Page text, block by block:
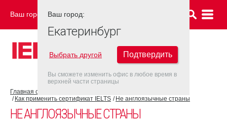
Ваш город: ЕКАТЕРИНБУРГ
Главная страница
Как применить сертификат IELTS
Не англоязычные страны
НЕ АНГЛОЯЗЫЧНЫЕ СТРАНЫ
Ваш город:
Екатеринбург
Выбрать другой Подтвердить
Вы сможете изменить офис в любое время в
верхней части страницы